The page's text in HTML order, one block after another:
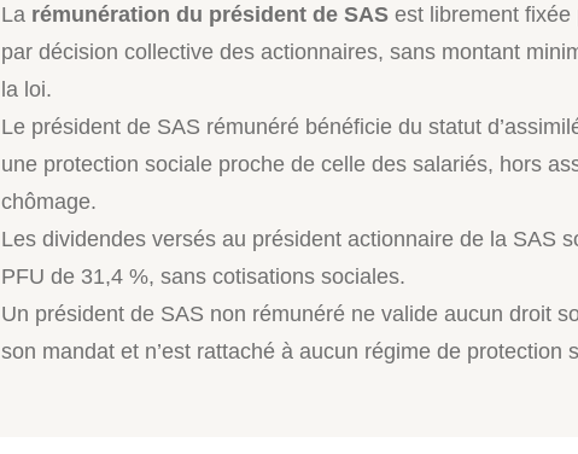
La rémunération du président de SAS est librement
par décision collective des actionnaires, sans montant
la loi.
Le président de SAS rémunéré bénéficie du statut
une protection sociale proche de celle des salariés, hors
chômage.
Les dividendes versés au président actionnaire de la SAS
PFU de 31,4 %, sans cotisations sociales.
Un président de SAS non rémunéré ne valide aucun droit
son mandat et n’est rattaché à aucun régime de protection